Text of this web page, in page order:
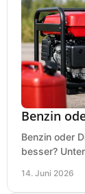
Benzin
Benzin oder
besser?
14. Juni 2026